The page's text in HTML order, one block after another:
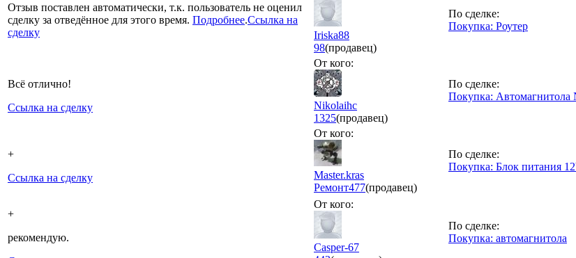
Отзыв поставлен автоматически, т.к. пользователь не оценил
сделку за отведённое для этого время. Подробнее.Ссылка на
сделку
Iriska88
98(продавец)
По сделке:
Покупка: Роутер
Всё отлично!
Ссылка на сделку
От кого:
Nikolaihc
1325(продавец)
По сделке:
Покупка: Автомагнитола
+
Ссылка на сделку
От кого:
Master.kras
Ремонт477(продавец)
По сделке:
Покупка: Блок питания
+
рекомендую.
От кого:
Casper-67
По сделке:
Покупка: автомагнитола